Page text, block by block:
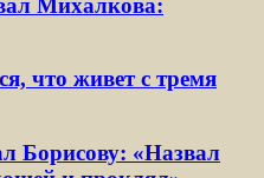
что живет с тремя
Борисову: «Назвал